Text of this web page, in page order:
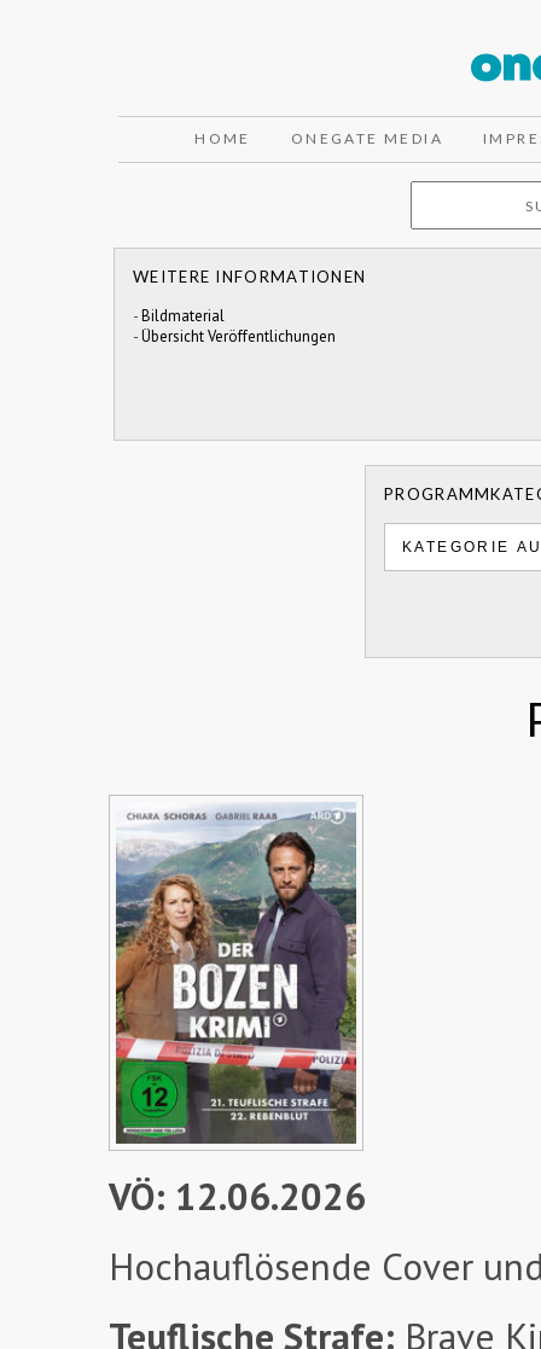
HOME ONEGATE MEDIA
WEITERE INFORMATIONEN
-Bildmaterial
-Übersicht Veröffentlichungen
VÖ: 12.06.2026
Hochauflösende Cover
Teuflische Strafe: Brave